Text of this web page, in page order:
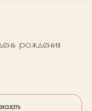
рождения